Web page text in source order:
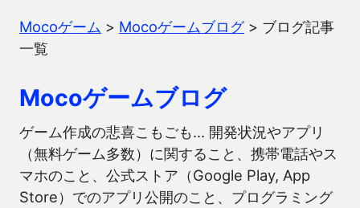
Mocoゲーム > Mocoゲームブログ> ブログ記事
一覧
Mocoゲームブログ
ゲーム作成の悲喜こもごも… 開発状況やアプリ
（無料ゲーム多数）に関すること、携帯電話やス
マホのこと、公式ストア（Google Play, App
Store）でのアプリ公開のこと、プログラミング